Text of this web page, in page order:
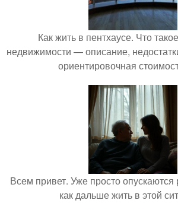
Как жить в пентхаусе. Что
недвижимости — описание,
ориентировочная
Всем привет. Уже просто
как дальше жить в этой